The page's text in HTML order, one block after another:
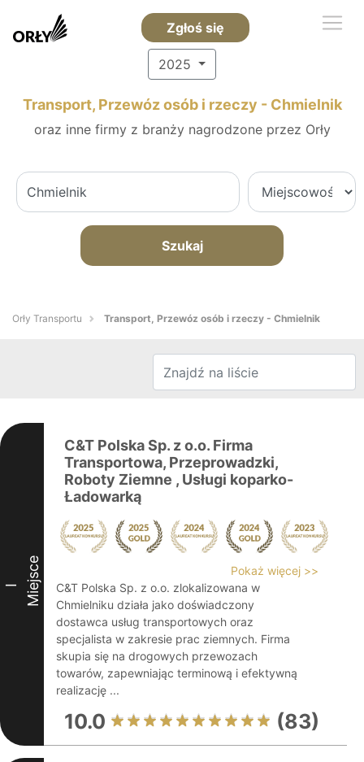
Zgłoś się
2025
Transport, Przewóz osób i rzeczy - Chmielnik
oraz inne firmy z branży nagrodzone przez Orły
Szukaj
Orły Transportu Transport, Przewóz osób i rzeczy - Chmielnik
I Miejsce
C&T Polska Sp. z o.o. Firma
Transportowa, Przeprowadzki,
Roboty Ziemne , Usługi koparko-
Ładowarką
Pokaż więcej >>
C&T Polska Sp. z o.o. zlokalizowana w
Chmielniku działa jako doświadczony
dostawca usług transportowych oraz
specjalista w zakresie prac ziemnych. Firma
skupia się na drogowych przewozach
towarów, zapewniając terminową i efektywną
realizację ...
10.0 (83)